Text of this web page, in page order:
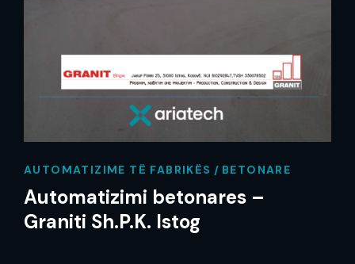
AUTOMATIZIME TË FABRIKËS BETONARE
Automatizimi betonares –
Graniti Sh.P.K. Istog